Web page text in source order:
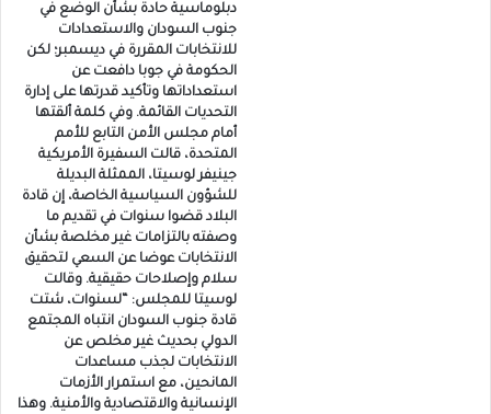
دبلوماسية حادة بشأن الوضع في
جنوب السودان والاستعدادات
للانتخابات المقررة في ديسمبر؛ لكن
الحكومة في جوبا دافعت عن
استعداداتها وتأكيد قدرتها على إدارة
التحديات القائمة. وفي كلمة ألقتها
أمام مجلس الأمن التابع للأمم
المتحدة، قالت السفيرة الأمريكية
جينيفر لوسيتا، الممثلة البديلة
للشؤون السياسية الخاصة، إن قادة
البلاد قضوا سنوات في تقديم ما
وصفته بالتزامات غير مخلصة بشأن
الانتخابات عوضا عن السعي لتحقيق
سلام وإصلاحات حقيقية. وقالت
لوسيتا للمجلس: “لسنوات، شتت
قادة جنوب السودان انتباه المجتمع
الدولي بحديث غير مخلص عن
الانتخابات لجذب مساعدات
المانحين، مع استمرار الأزمات
الإنسانية والاقتصادية والأمنية. وهذا